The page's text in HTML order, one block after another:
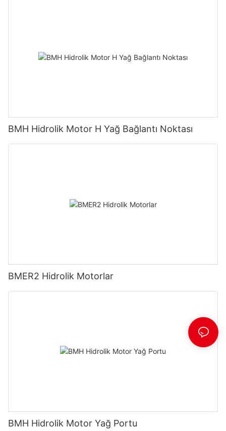
BMH Hidrolik Motor H Yağ Bağlantı Noktası
BMER2 Hidrolik Motorlar
BMH Hidrolik Motor Yağ Portu